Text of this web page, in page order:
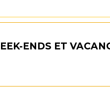
ENDS ET